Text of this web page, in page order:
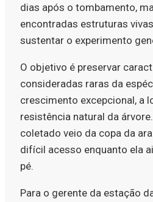
dias após o tombamento,
encontradas estruturas
sustentar o experimento
O objetivo é preservar
consideradas raras da
crescimento excepcional, a
resistência natural da
coletado veio da copa da
difícil acesso enquanto ela
pé.
Para o gerente da estação